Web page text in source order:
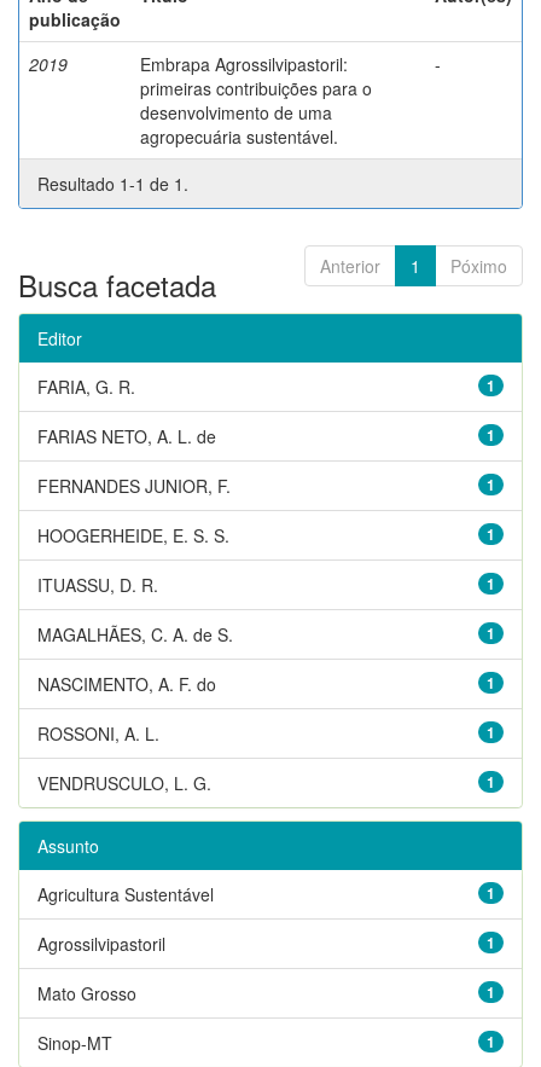
publicação
2019
Embrapa Agrossilvipastoril:
primeiras contribuições para o
desenvolvimento de uma
agropecuária sustentável.
-
Resultado 1-1 de 1.
Anterior 1 Póximo
Busca facetada
Editor
1
FARIA, G. R.
1
FARIAS NETO, A. L. de
1
FERNANDES JUNIOR, F.
1
HOOGERHEIDE, E. S. S.
1
ITUASSU, D. R.
1
MAGALHÃES, C. A. de S.
1
NASCIMENTO, A. F. do
1
ROSSONI, A. L.
1
VENDRUSCULO, L. G.
Assunto
1
Agricultura Sustentável
1
Agrossilvipastoril
1
Mato Grosso
1
Sinop-MT